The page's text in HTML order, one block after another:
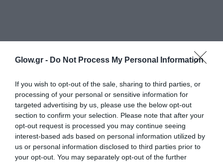
Glow.gr - Do Not Process My Personal Information
If you wish to opt-out of the sale, sharing to third parties, or
processing of your personal or sensitive information for
targeted advertising by us, please use the below opt-out
section to confirm your selection. Please note that after your
opt-out request is processed you may continue seeing
interest-based ads based on personal information utilized by
us or personal information disclosed to third parties prior to
your opt-out. You may separately opt-out of the further